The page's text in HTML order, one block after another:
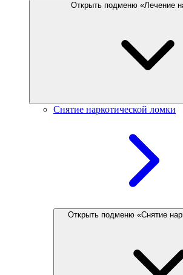
Открыть подменю «Лечение
Снятие наркотической ломки
Открыть подменю «Снятие